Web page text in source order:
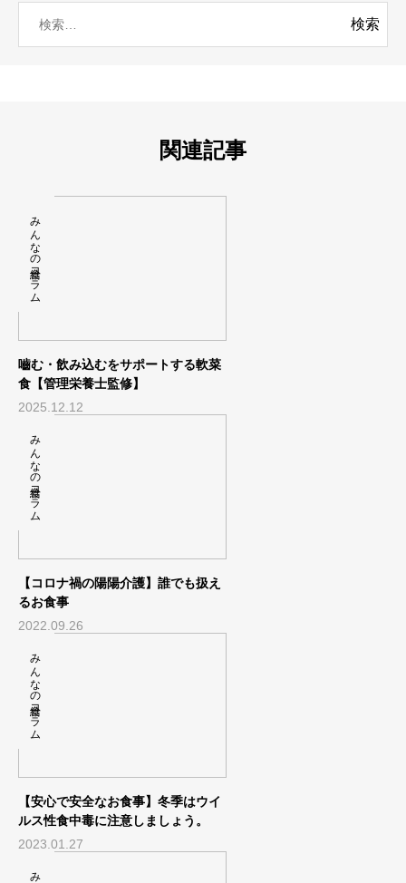
関連記事
嚙む・飲み込むをサポートする軟菜
食【管理栄養士監修】
2025.12.12
みんなの給食コラム
【コロナ禍の陽陽介護】誰でも扱え
るお食事
2022.09.26
みんなの給食コラム
【安心で安全なお食事】冬季はウイ
ルス性食中毒に注意しましょう。
2023.01.27
みんなの給食コラム